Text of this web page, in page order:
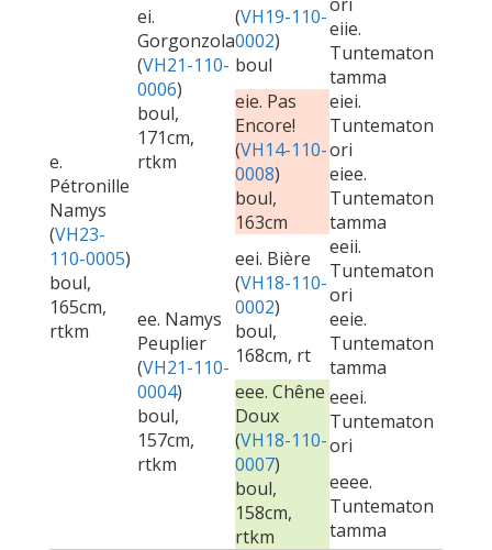
e.
Pétronille
Namys
(VH23-
110-0005)
boul,
165cm,
rtkm
ei.
Gorgonzola
(VH21-110-
0006)
boul,
171cm,
rtkm
(VH19-110-
0002)
boul
eiie.
Tuntematon
tamma
eie. Pas
Encore!
(VH14-110-
0008)
boul,
163cm
eiei.
Tuntematon
ori
eiee.
Tuntematon
tamma
ee. Namys
Peuplier
(VH21-110-
0004)
boul,
157cm,
rtkm
eei. Bière
(VH18-110-
0002)
boul,
168cm, rt
eeii.
Tuntematon
ori
eeie.
Tuntematon
tamma
eee. Chêne
Doux
(VH18-110-
0007)
boul,
158cm,
rtkm
eeei.
Tuntematon
ori
eeee.
Tuntematon
tamma